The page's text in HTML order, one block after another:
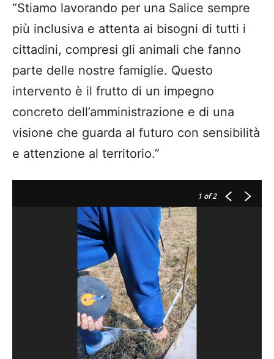
“Stiamo lavorando per una Salice sempre
più inclusiva e attenta ai bisogni di tutti i
cittadini, compresi gli animali che fanno
parte delle nostre famiglie. Questo
intervento è il frutto di un impegno
concreto dell’amministrazione e di una
visione che guarda al futuro con sensibilità
e attenzione al territorio.”
1 of 2